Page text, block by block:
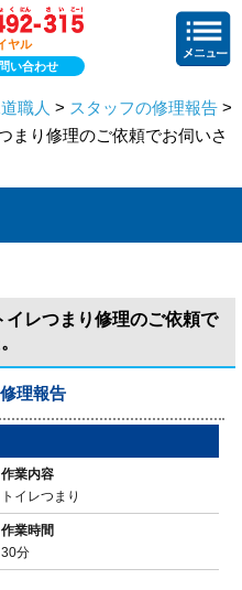
ヤル
い合わせ
職人 > スタッフの修理報告 >
まり修理のご依頼でお伺いさ
レつまり修理のご依頼で
理報告
作業内容
トイレつまり
作業時間
30分